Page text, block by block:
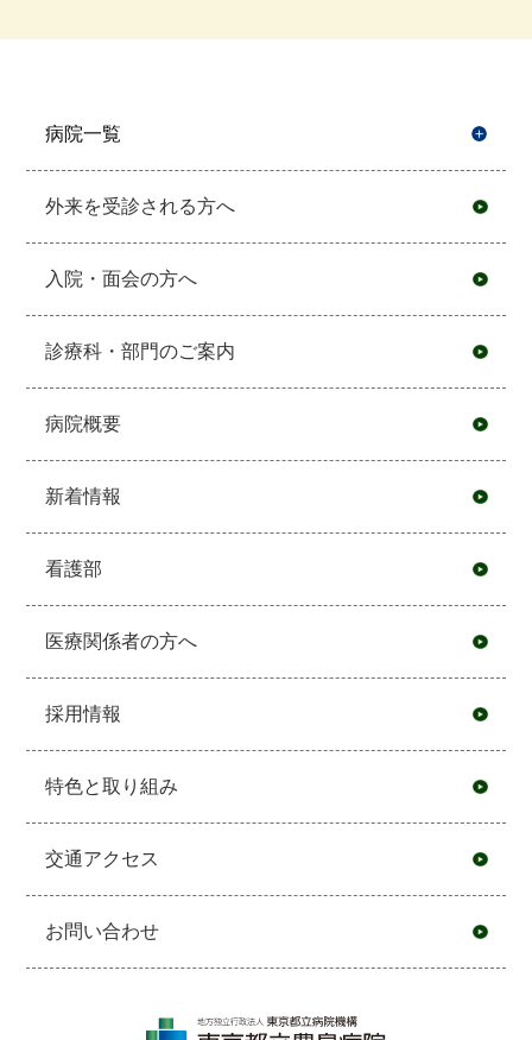
病院一覧
外来を受診される方へ
入院・面会の方へ
診療科・部門のご案内
病院概要
新着情報
看護部
医療関係者の方へ
採用情報
特色と取り組み
交通アクセス
お問い合わせ